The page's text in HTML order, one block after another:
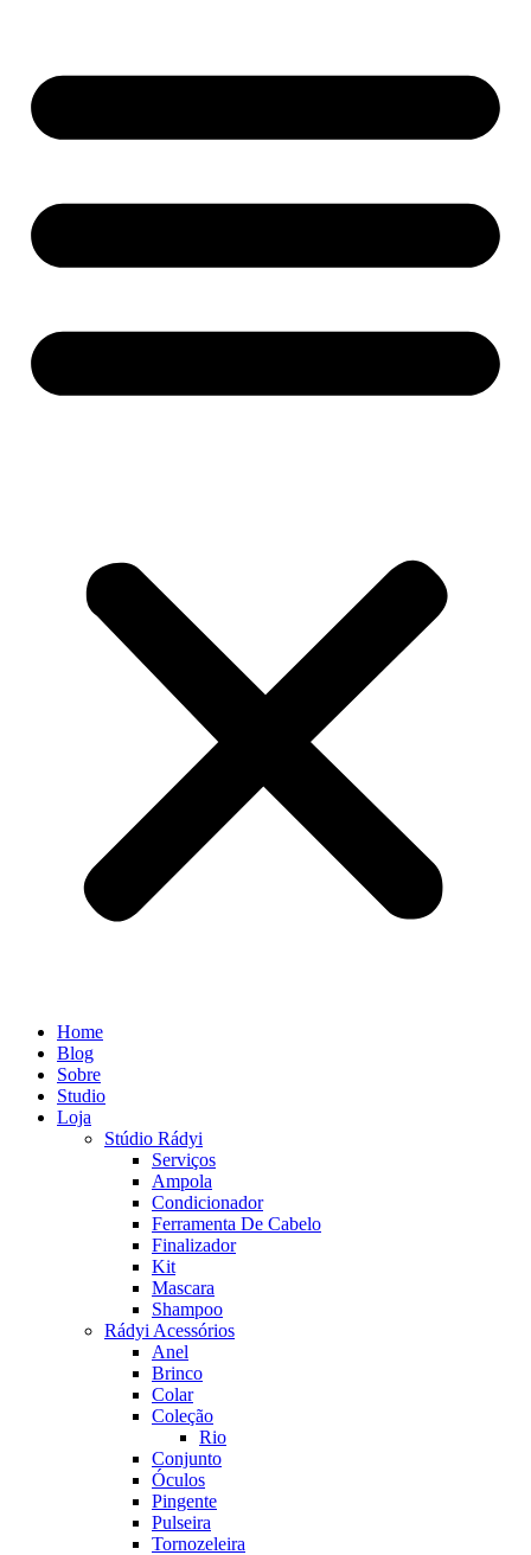
Home
Blog
Sobre
Studio
Loja
Stúdio Rádyi
Serviços
Ampola
Condicionador
Ferramenta De Cabelo
Finalizador
Kit
Mascara
Shampoo
Rádyi Acessórios
Anel
Brinco
Colar
Coleção
Rio
Conjunto
Óculos
Pingente
Pulseira
Tornozeleira